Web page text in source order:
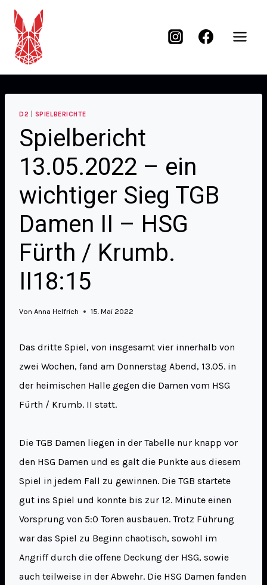
D2 SPIELBERICHTE
Spielbericht
13.05.2022 – ein
wichtiger Sieg TGB
Damen II – HSG
Fürth / Krumb.
II18:15
Von Anna Helfrich 15. Mai 2022
Das dritte Spiel, von insgesamt vier innerhalb von
zwei Wochen, fand am Donnerstag Abend, 13.05. in
der heimischen Halle gegen die Damen vom HSG
Fürth / Krumb. II statt.
Die TGB Damen liegen in der Tabelle nur knapp vor
den HSG Damen und es galt die Punkte aus diesem
Spiel in jedem Fall zu gewinnen. Die TGB startete
gut ins Spiel und konnte bis zur 12. Minute einen
Vorsprung von 5:0 Toren ausbauen. Trotz Führung
war das Spiel zu Beginn chaotisch, sowohl im
Angriff durch die offene Deckung der HSG, sowie
auch teilweise in der Abwehr. Die HSG Damen fanden